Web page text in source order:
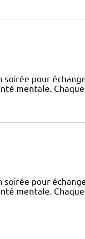
pour
mentale.
pour
mentale.